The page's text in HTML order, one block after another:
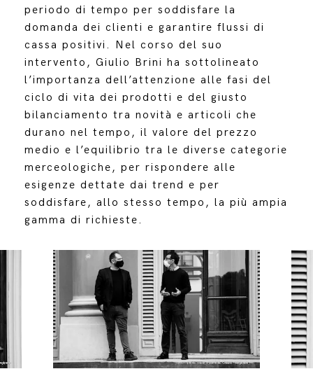
periodo di tempo per soddisfare la
domanda dei clienti e garantire flussi di
cassa positivi. Nel corso del suo
intervento, Giulio Brini ha sottolineato
l’importanza dell’attenzione alle fasi del
ciclo di vita dei prodotti e del giusto
bilanciamento tra novità e articoli che
durano nel tempo, il valore del prezzo
medio e l’equilibrio tra le diverse categorie
merceologiche, per rispondere alle
esigenze dettate dai trend e per
soddisfare, allo stesso tempo, la più ampia
gamma di richieste.